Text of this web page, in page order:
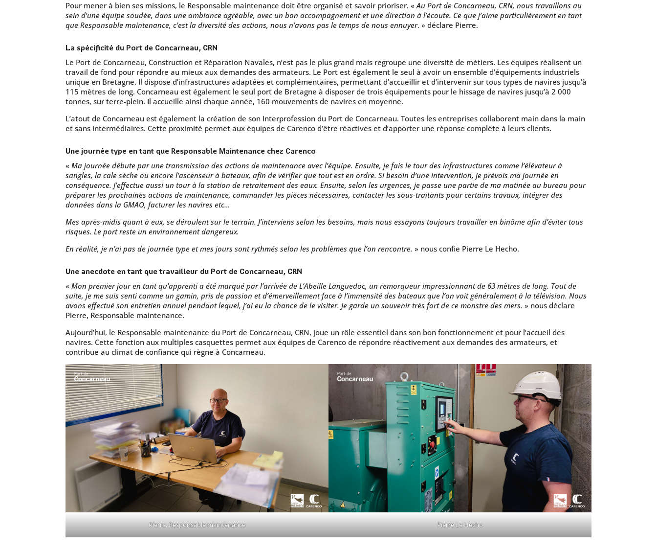
Pour mener à bien ses missions, le Responsable maintenance doit être organisé et savoir prioriser. «Au Port de Concarneau, CRN, nous travaillons au
sein d’une équipe soudée, dans une ambiance agréable, avec un bon accompagnement et une direction à l’écoute. Ce que j’aime particulièrement en tant
que Responsable maintenance, c’est la diversité des actions, nous n’avons pas le temps de nous ennuyer. » déclare Pierre.
La spécificité du Port de Concarneau, CRN
Le Port de Concarneau, Construction et Réparation Navales, n’est pas le plus grand mais regroupe une diversité de métiers. Les équipes réalisent un
travail de fond pour répondre au mieux aux demandes des armateurs. Le Port est également le seul à avoir un ensemble d’équipements industriels
unique en Bretagne. Il dispose d’infrastructures adaptées et complémentaires, permettant d’accueillir et d’intervenir sur tous types de navires jusqu’à
115 mètres de long. Concarneau est également le seul port de Bretagne à disposer de trois équipements pour le hissage de navires jusqu’à 2 000
tonnes, sur terre-plein. Il accueille ainsi chaque année, 160 mouvements de navires en moyenne.
L’atout de Concarneau est également la création de son Interprofession du Port de Concarneau. Toutes les entreprises collaborent main dans la main
et sans intermédiaires. Cette proximité permet aux équipes de Carenco d’être réactives et d’apporter une réponse complète à leurs clients.
Une journée type en tant que Responsable Maintenance chez Carenco
«Ma journée débute par une transmission des actions de maintenance avec l’équipe. Ensuite, je fais le tour des infrastructures comme l’élévateur à
sangles, la cale sèche ou encore l’ascenseur à bateaux, afin de vérifier que tout est en ordre. Si besoin d’une intervention, je prévois ma journée en
conséquence. J’effectue aussi un tour à la station de retraitement des eaux. Ensuite, selon les urgences, je passe une partie de ma matinée au bureau pour
préparer les prochaines actions de maintenance, commander les pièces nécessaires, contacter les sous-traitants pour certains travaux, intégrer des
données dans la GMAO, facturer les navires etc…
Mes après-midis quant à eux, se déroulent sur le terrain. J’interviens selon les besoins, mais nous essayons toujours travailler en binôme afin d’éviter tous
risques. Le port reste un environnement dangereux.
En réalité, je n’ai pas de journée type et mes jours sont rythmés selon les problèmes que l’on rencontre. » nous confie Pierre Le Hecho.
Une anecdote en tant que travailleur du Port de Concarneau, CRN
«Mon premier jour en tant qu’apprenti a été marqué par l’arrivée de L’Abeille Languedoc, un remorqueur impressionnant de 63 mètres de long. Tout de
suite, je me suis senti comme un gamin, pris de passion et d’émerveillement face à l’immensité des bateaux que l’on voit généralement à la télévision. Nous
avons effectué son entretien annuel pendant lequel, j’ai eu la chance de le visiter. Je garde un souvenir très fort de ce monstre des mers.» nous déclare
Pierre, Responsable maintenance.
Aujourd’hui, le Responsable maintenance du Port de Concarneau, CRN, joue un rôle essentiel dans son bon fonctionnement et pour l’accueil des
navires. Cette fonction aux multiples casquettes permet aux équipes de Carenco de répondre réactivement aux demandes des armateurs, et
contribue au climat de confiance qui règne à Concarneau.
Pierre, Responsable maintenance Pierre Le Hecho